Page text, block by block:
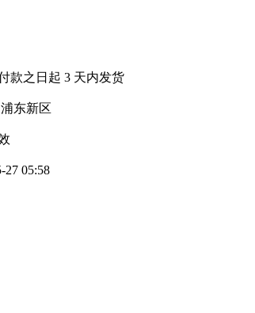
款之日起 3 天内发货
浦东新区
27 05:58